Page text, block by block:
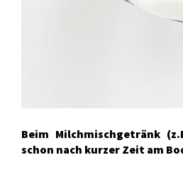
Beim Milchmischgetränk
schon nach kurzer Zeit am